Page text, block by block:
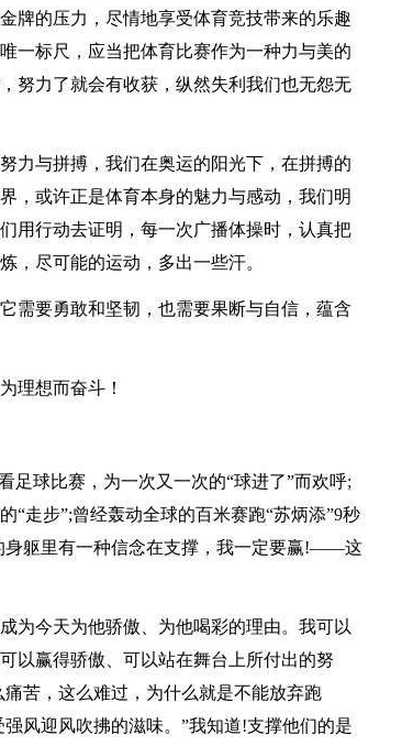
牌的压力，尽情地享受体育竞技带来的乐趣
一标尺，应当把体育比赛作为一种力与美的
努力了就会有收获，纵然失利我们也无怨无
力与拼搏，我们在奥运的阳光下，在拼搏的
，或许正是体育本身的魅力与感动，我们明
用行动去证明，每一次广播体操时，认真把
，尽可能的运动，多出一些汗。
要勇敢和坚韧，也需要果断与自信，蕴含
理想而奋斗！
足球比赛，为一次又一次的“球进了”而欢呼;
“走步”;曾经轰动全球的百米赛跑“苏炳添”9秒
身躯里有一种信念在支撑，我一定要赢!——这
为今天为他骄傲、为他喝彩的理由。我可以
以赢得骄傲、可以站在舞台上所付出的努
苦，这么难过，为什么就是不能放弃跑
风迎风吹拂的滋味。”我知道!支撑他们的是